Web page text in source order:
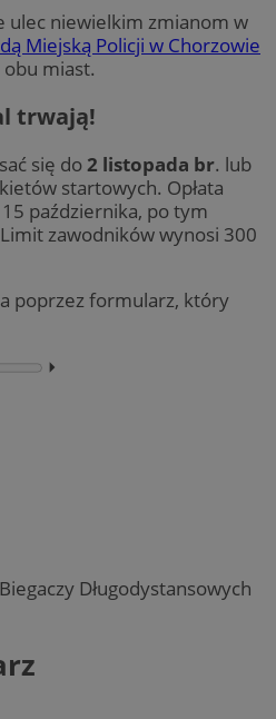
ulec niewielkim zmianom w
Miejską Policji w Chorzowie
miast.
trwają!
się do2 listopada br. lub
startowych. Opłata
października, po tym
zawodników wynosi 300
poprzez formularz, który
⏵︎
Długodystansowych